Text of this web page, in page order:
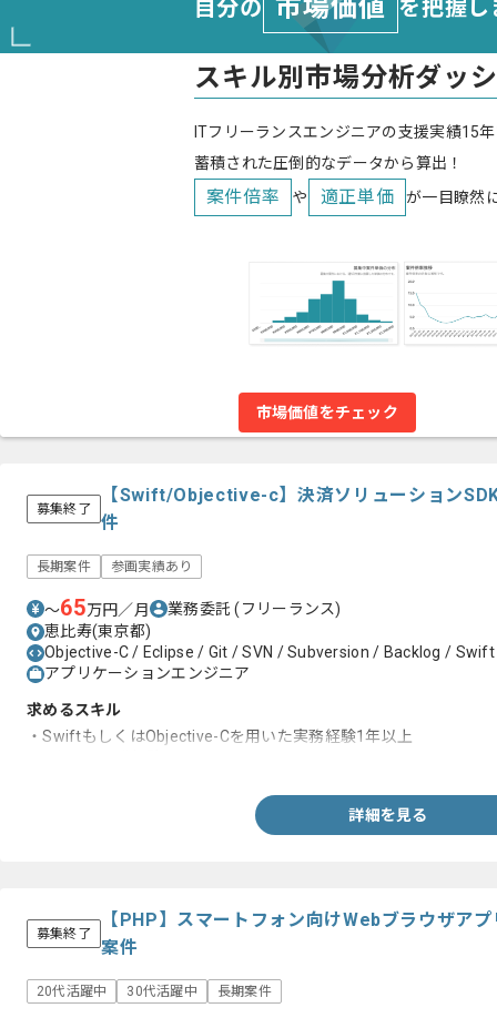
自分の 市場価値 を把握
スキル別市場分析ダッ
ITフリーランスエンジニアの支援実績15
蓄積された圧倒的なデータから算出！
案件倍率 や 適正単価 が一目瞭然
市場価値をチェック
募集終了
【Swift/Objective-c】決済ソリューション
件
長期案件 参画実績あり
〜65万円／月 業務委託(フリーランス)
恵比寿(東京都)
Objective-C / Eclipse / Git / SVN / Subversion / Backlog / Swift
アプリケーションエンジニア
求めるスキル
・SwiftもしくはObjective-Cを用いた実務経験1年以上
詳細を見る
募集終了
【PHP】スマートフォン向けWebブラウザア
案件
20代活躍中 30代活躍中 長期案件